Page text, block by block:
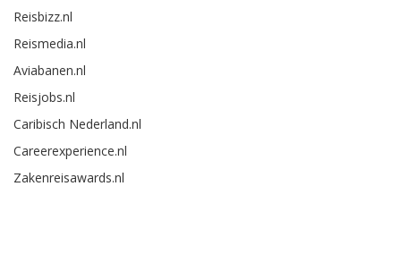
Reisbizz.nl
Reismedia.nl
Aviabanen.nl
Reisjobs.nl
Caribisch Nederland.nl
Careerexperience.nl
Zakenreisawards.nl